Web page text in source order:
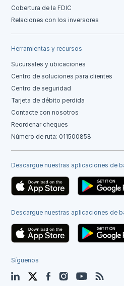
Cobertura de la FDIC
Relaciones con los inversores
Herramientas y recursos
Sucursales y ubicaciones
Centro de soluciones para clientes
Centro de seguridad
Tarjeta de débito perdida
Contacte con nosotros
Reordenar cheques
Número de ruta: 011500858
Descargue nuestras aplicaciones de
Descargue nuestras aplicaciones de
Síguenos
LinkedIn TwitterFacebookInstagramYouTube